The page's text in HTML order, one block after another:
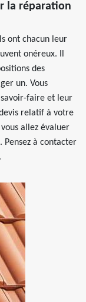
la réparation
ont chacun leur
onéreux. Il
des
un. Vous
faire et leur
relatif à votre
allez évaluer
à contacter